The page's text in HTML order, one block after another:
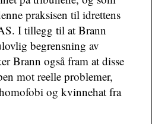
praksisen til idrettens
I tillegg til at Brann
begrensning av
Brann også fram at disse
mot reelle problemer,
og kvinnehat fra